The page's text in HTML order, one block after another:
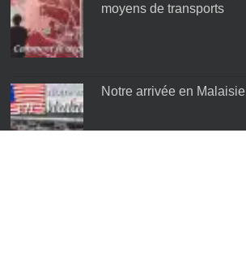
moyens de transports
Notre arrivée en